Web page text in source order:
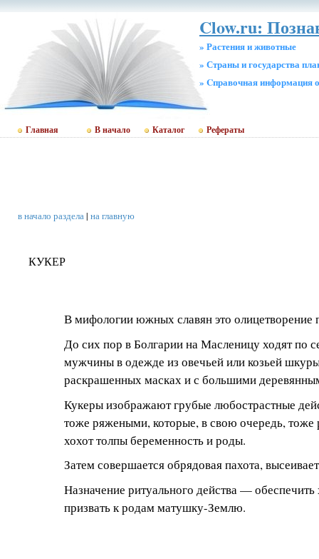
Clow.ru:
» Растения и животные
» Страны и государства
» Cправочная информация
Главная В начало Каталог Рефераты
в начало раздела| на главную
КУКЕР
В мифологии южных славян это олицетворение
До сих пор в Болгарии на Масленицу ходят по
мужчины в одежде из овечьей или козьей
раскрашенных масках и с большими
Кукеры изображают грубые любострастные
тоже ряжеными, которые, в свою очередь,
хохот толпы беременность и роды.
Затем совершается обрядовая пахота,
Назначение ритуального действа —
призвать к родам матушку-Землю.